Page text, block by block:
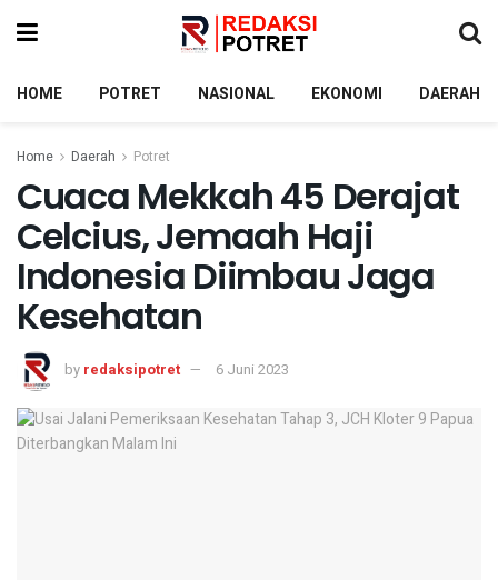
HOME POTRET NASIONAL EKONOMI DAERAH
Home Daerah Potret
Cuaca Mekkah 45 Derajat
Celcius, Jemaah Haji
Indonesia Diimbau Jaga
Kesehatan
by redaksipotret 6 Juni 2023